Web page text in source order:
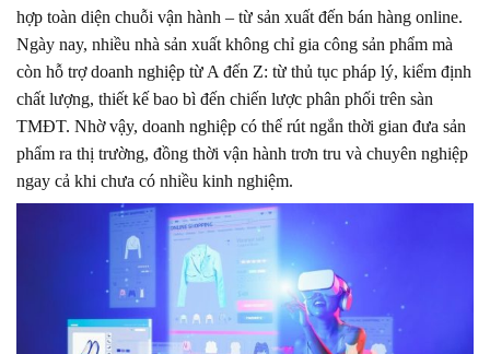
hợp toàn diện chuỗi vận hành – từ sản xuất đến bán hàng online.
Ngày nay, nhiều nhà sản xuất không chỉ gia công sản phẩm mà
còn hỗ trợ doanh nghiệp từ A đến Z: từ thủ tục pháp lý, kiểm định
chất lượng, thiết kế bao bì đến chiến lược phân phối trên sàn
TMĐT. Nhờ vậy, doanh nghiệp có thể rút ngắn thời gian đưa sản
phẩm ra thị trường, đồng thời vận hành trơn tru và chuyên nghiệp
ngay cả khi chưa có nhiều kinh nghiệm.